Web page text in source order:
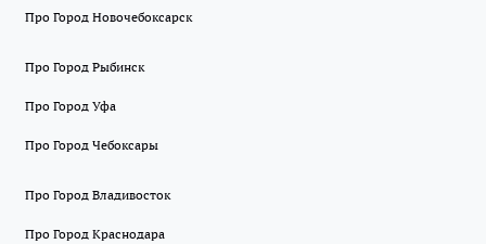
Про Город Новочебоксарск
Про Город Рыбинск
Про Город Уфа
Про Город Чебоксары
Про Город Владивосток
Про Город Краснодара